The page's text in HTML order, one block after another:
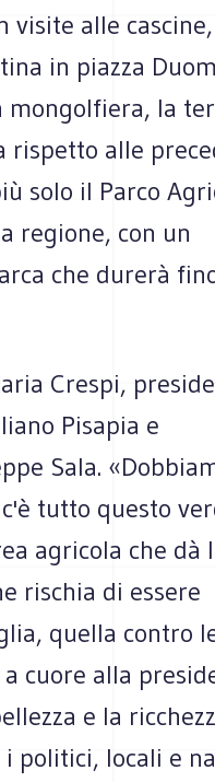
visite alle
in piazza
la
rispetto alle
solo il Parco
regione, con un
che durerà
Crespi,
Pisapia e
Sala.
tutto questo
agricola che dà
rischia di essere
quella contro
cuore alla
e la
politici, locali e